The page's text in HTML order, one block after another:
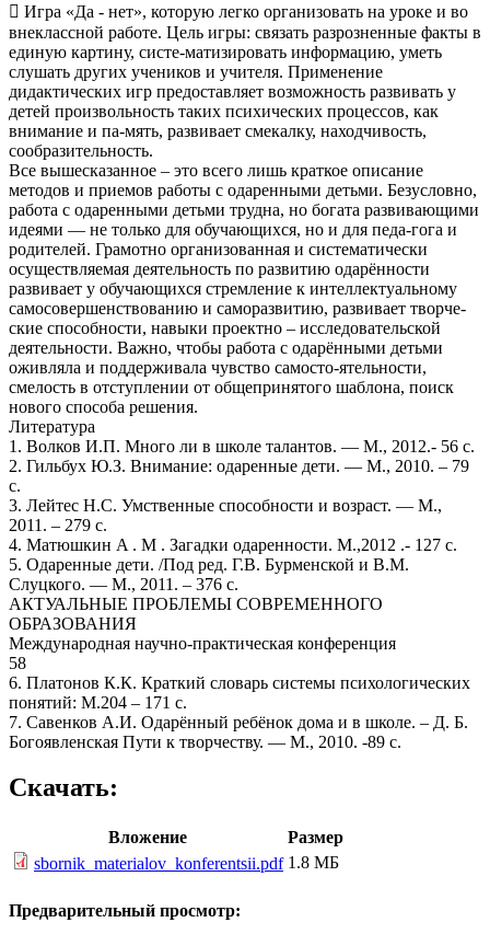
 Игра «Да - нет», которую легко организовать на уроке и во
внеклассной работе. Цель игры: связать разрозненные факты в
единую картину, систе-матизировать информацию, уметь
слушать других учеников и учителя. Применение
дидактических игр предоставляет возможность развивать у
детей произвольность таких психических процессов, как
внимание и па-мять, развивает смекалку, находчивость,
сообразительность.
Все вышесказанное – это всего лишь краткое описание
методов и приемов работы с одаренными детьми. Безусловно,
работа с одаренными детьми трудна, но богата развивающими
идеями — не только для обучающихся, но и для педа-гога и
родителей. Грамотно организованная и систематически
осуществляемая деятельность по развитию одарённости
развивает у обучающихся стремление к интеллектуальному
самосовершенствованию и саморазвитию, развивает творче-
ские способности, навыки проектно – исследовательской
деятельности. Важно, чтобы работа с одарёнными детьми
оживляла и поддерживала чувство самосто-ятельности,
смелость в отступлении от общепринятого шаблона, поиск
нового способа решения.
Литература
1. Волков И.П. Много ли в школе талантов. — М., 2012.- 56 с.
2. Гильбух Ю.З. Внимание: одаренные дети. — М., 2010. – 79
с.
3. Лейтес Н.С. Умственные способности и возраст. — М.,
2011. – 279 с.
4. Матюшкин A . M . Загадки одаренности. М.,2012 .- 127 с.
5. Одаренные дети. /Под ред. Г.В. Бурменской и В.М.
Слуцкого. — М., 2011. – 376 с.
АКТУАЛЬНЫЕ ПРОБЛЕМЫ СОВРЕМЕННОГО
ОБРАЗОВАНИЯ
Международная научно-практическая конференция
58
6. Платонов К.К. Краткий словарь системы психологических
понятий: М.204 – 171 с.
7. Савенков А.И. Одарённый ребёнок дома и в школе. – Д. Б.
Богоявленская Пути к творчеству. — М., 2010. -89 с.
Скачать:
Вложение
Размер
sbornik_materialov_konferentsii.pdf 1.8 МБ
Предварительный просмотр: